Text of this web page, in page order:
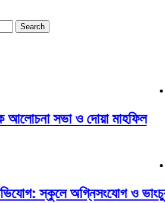
সভা ও দোয়া মাহফিল
স্কুলে অগ্নিসংযোগ ও ভাংচুর